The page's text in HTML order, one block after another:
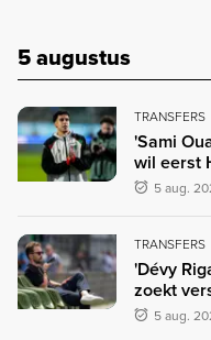
5 augustus
TRANSFERS
'Sami
wil eerst
5 aug.
TRANSFERS
'Dévy
zoekt
5 aug.